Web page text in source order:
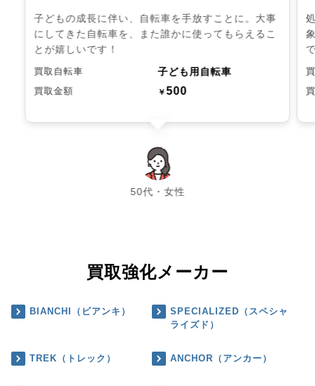
子どもの成長に伴い、自転車を手放すことに。大事
にしてきた自転車を、また誰かに使ってもらえるこ
とが嬉しいです！
買取自転車 子ども用自転車
買取金額 ￥500
50代・女性
chevron_left chevron_right
買取強化メーカー
BIANCHI（ビアンキ）
SPECIALIZED（スペシャ
ライズド）
TREK（トレック） ANCHOR（アンカー）